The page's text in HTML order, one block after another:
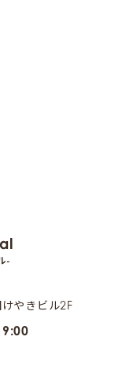
-
やきビル2F